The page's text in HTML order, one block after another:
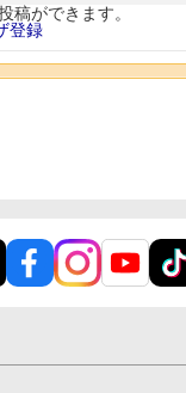
稿ができます。
登録